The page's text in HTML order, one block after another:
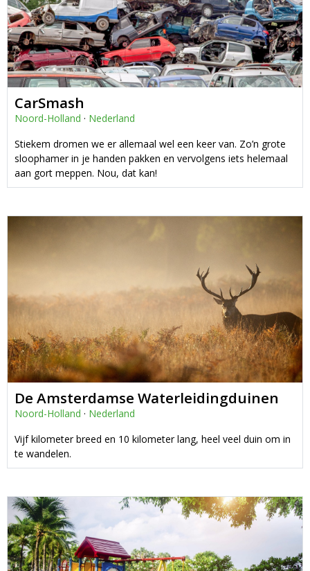
CarSmash
Noord-Holland · Nederland
Stiekem dromen we er allemaal wel een keer van. Zo’n grote
sloophamer in je handen pakken en vervolgens iets helemaal
aan gort meppen. Nou, dat kan!
De Amsterdamse Waterleidingduinen
Noord-Holland · Nederland
Vijf kilometer breed en 10 kilometer lang, heel veel duin om in
te wandelen.